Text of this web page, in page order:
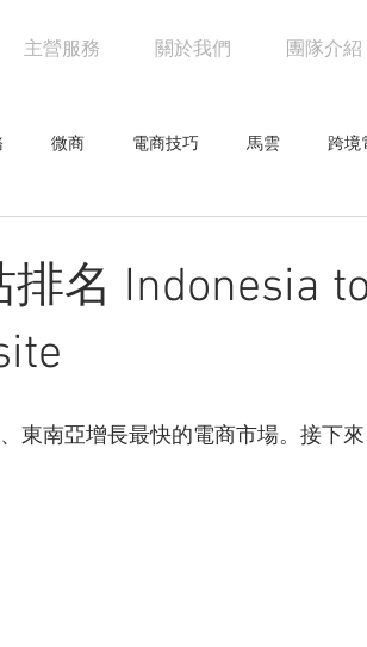
主營服務 關於我們 團隊介紹
微商 電商技巧 馬雲 跨境
創意企劃
名 Indonesia
東南亞增長最快的電商市場。接下